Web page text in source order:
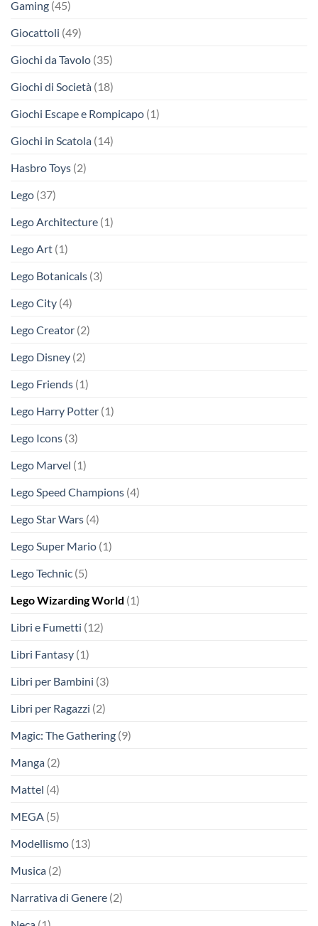
Gaming (45)
Giocattoli (49)
Giochi da Tavolo (35)
Giochi di Società (18)
Giochi Escape e Rompicapo (1)
Giochi in Scatola (14)
Hasbro Toys (2)
Lego (37)
Lego Architecture (1)
Lego Art (1)
Lego Botanicals (3)
Lego City (4)
Lego Creator (2)
Lego Disney (2)
Lego Friends (1)
Lego Harry Potter (1)
Lego Icons (3)
Lego Marvel (1)
Lego Speed Champions (4)
Lego Star Wars (4)
Lego Super Mario (1)
Lego Technic (5)
Lego Wizarding World (1)
Libri e Fumetti (12)
Libri Fantasy (1)
Libri per Bambini (3)
Libri per Ragazzi (2)
Magic: The Gathering (9)
Manga (2)
Mattel (4)
MEGA (5)
Modellismo (13)
Musica (2)
Narrativa di Genere (2)